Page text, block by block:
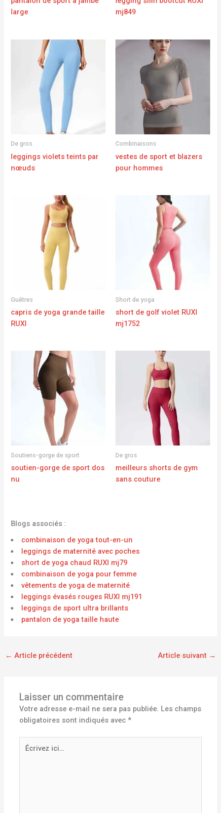
large
mj849
De gros
leggings violets teints par
nœuds
Combinaisons
vestes de sport et blazers
pour hommes
Guêtres
capris de yoga grande taille
RUXI
Short de yoga
short de golf violet RUXI
mj1752
Soutiens-gorge de sport
soutien-gorge de sport dos
nu
De gros
meilleurs shorts de gym
sans couture
Blogs associés :
combinaison de yoga tout-en-un
leggings de maternité avec poches
short de yoga chaud RUXI mj79
combinaison de yoga pour femme
vêtements de yoga de maternité
leggings évasés rouges RUXI mj191
leggings de sport ultra brillants
pantalon de yoga taille haute
← Article précédent Article suivant →
Laisser un commentaire
Votre adresse e-mail ne sera pas publiée. Les champs
obligatoires sont indiqués avec*
Écrivez
ici…